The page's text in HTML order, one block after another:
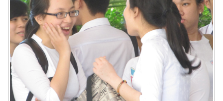
0906 645 777 0908 780 404
Đặt báo Quảng cáo Tòa soạn Chính sách bảo
Tổng biên tập: Nguyễn Ngọc Toàn
Phó tổng biên tập thường trực: Hải Thành
Phó tổng biên tập: Lâm Hiếu Dũng
Phó tổng biên tập: Trần Việt Hưng
Tổng thư ký tòa soạn: Đức Trung